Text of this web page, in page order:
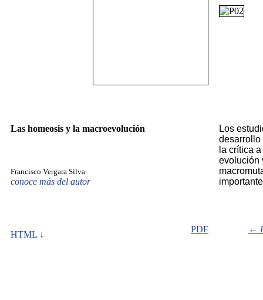
Las homeosis y la macroevolución
Los
desarrollo
la crítica
evolución
Francisco Vergara Silva
conoce más del autor
HTML ↓
PDF ←